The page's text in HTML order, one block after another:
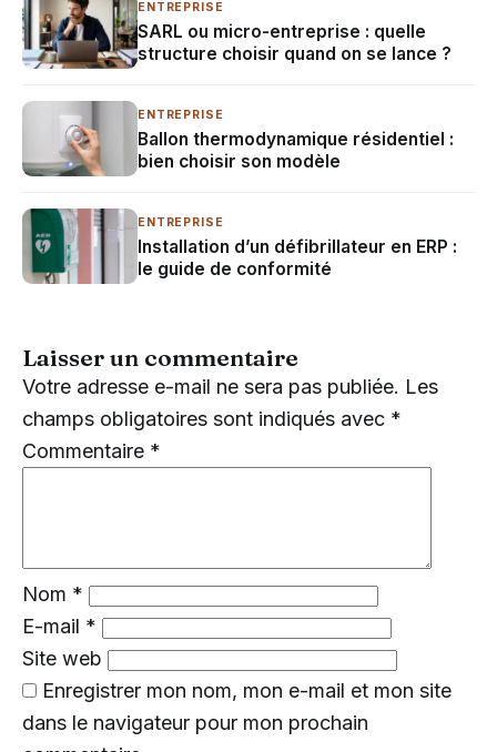
ENTREPRISE
SARL ou micro-entreprise : quelle
structure choisir quand on se lance ?
ENTREPRISE
Ballon thermodynamique résidentiel :
bien choisir son modèle
ENTREPRISE
Installation d’un défibrillateur en ERP :
le guide de conformité
Laisser un commentaire
Votre adresse e-mail ne sera pas publiée. Les
champs obligatoires sont indiqués avec *
Commentaire *
Nom *
E-mail *
Site web
Enregistrer mon nom, mon e-mail et mon site
dans le navigateur pour mon prochain